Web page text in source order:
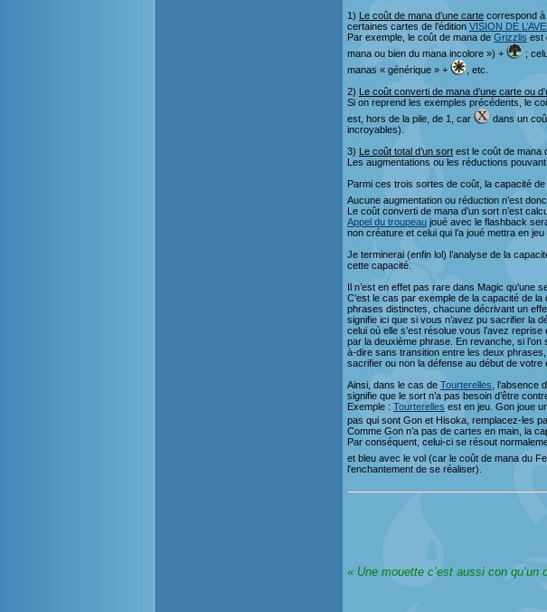
1) Le coût de mana d’une carte correspond à
certaines cartes de l’édition VISION DE
Par exemple, le coût de mana de Grizzlis est
mana ou bien du mana incolore ») +
;
manas « générique » +
, etc.
2) Le coût converti de mana d’une carte ou
Si on reprend les exemples précédents, le
est, hors de la pile, de 1, car
dans un
incroyables).
3) Le coût total d’un sort est le coût de mana
Les augmentations ou les réductions
Parmi ces trois sortes de coût, la capacité de
Aucune augmentation ou réduction n’est
Le coût converti de mana d’un sort n’est
Appel du troupeau joué avec le flashback
non créature et celui qui l’a joué mettra en
Je terminerai (enfin lol) l’analyse de la
cette capacité.
Il n’est en effet pas rare dans Magic qu’une
C’est le cas par exemple de la capacité de la
phrases distinctes, chacune décrivant un
signifie ici que si vous n’avez pu sacrifier la
celui où elle s’est résolue vous l’avez reprise
par la deuxième phrase. En revanche, si
à-dire sans transition entre les deux
sacrifier ou non la défense au début de votre
Ainsi, dans le cas de Tourterelles ,
signifie que le sort n’a pas besoin d’être
Exemple : Tourterelles est en jeu. Gon joue
pas qui sont Gon et Hisoka, remplacez-les
Comme Gon n’a pas de cartes en main, la
Par conséquent, celui-ci se résout
et bleu avec le vol (car le coût de mana du
l’enchantement de se réaliser).
« Une mouette c’est aussi con